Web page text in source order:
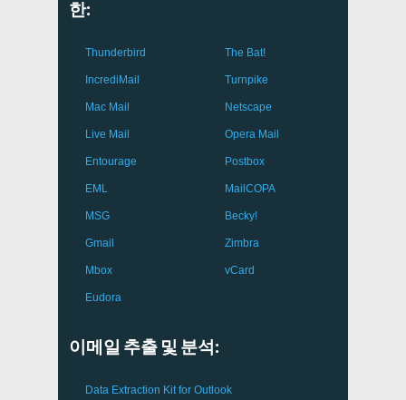
한:
Thunderbird
IncrediMail
Mac Mail
Live Mail
Entourage
EML
MSG
Gmail
Mbox
Eudora
The Bat!
Turnpike
Netscape
Opera Mail
Postbox
MailCOPA
Becky!
Zimbra
vCard
이메일 추출 및 분석:
Data Extraction Kit for Outlook